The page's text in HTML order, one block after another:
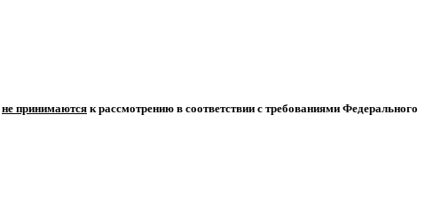
не принимаются к рассмотрению в соответствии с требованиями Федерального